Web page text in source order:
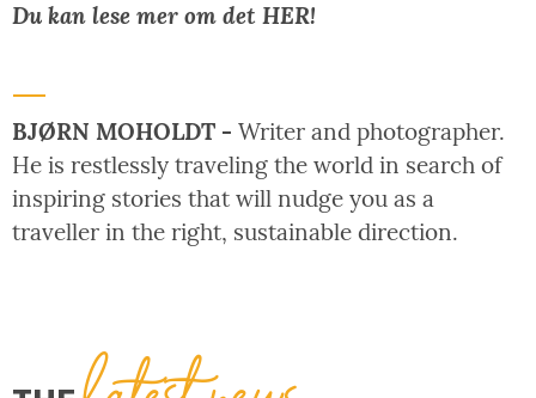
Du kan lese mer om det HER!
BJØRN MOHOLDT - Writer and photographer.
He is restlessly traveling the world in search of
inspiring stories that will nudge you as a
traveller in the right, sustainable direction.